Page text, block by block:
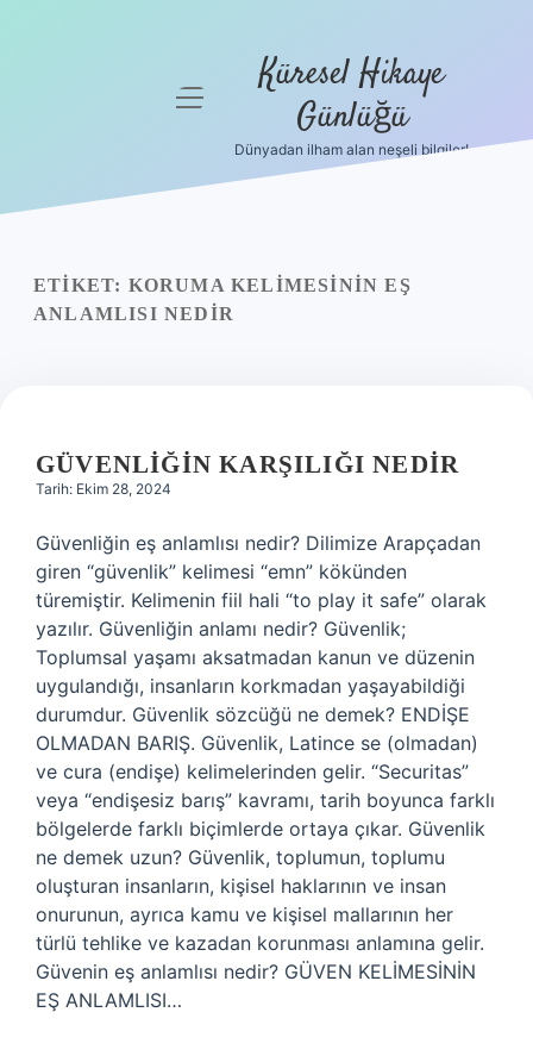
Yasal Uyarı
menüyü
Küresel Hikaye
Günlüğü
Dünyadan ilham alan neşeli bilgiler!
ETIKET: KORUMA KELIMESININ EŞ
ANLAMLISI NEDIR
GÜVENLIĞIN KARŞILIĞI NEDIR
Tarih: Ekim 28, 2024
Güvenliğin eş anlamlısı nedir? Dilimize Arapçadan
giren “güvenlik” kelimesi “emn” kökünden
türemiştir. Kelimenin fiil hali “to play it safe” olarak
yazılır. Güvenliğin anlamı nedir? Güvenlik;
Toplumsal yaşamı aksatmadan kanun ve düzenin
uygulandığı, insanların korkmadan yaşayabildiği
durumdur. Güvenlik sözcüğü ne demek? ENDİŞE
OLMADAN BARIŞ. Güvenlik, Latince se (olmadan)
ve cura (endişe) kelimelerinden gelir. “Securitas”
veya “endişesiz barış” kavramı, tarih boyunca farklı
bölgelerde farklı biçimlerde ortaya çıkar. Güvenlik
ne demek uzun? Güvenlik, toplumun, toplumu
oluşturan insanların, kişisel haklarının ve insan
onurunun, ayrıca kamu ve kişisel mallarının her
türlü tehlike ve kazadan korunması anlamına gelir.
Güvenin eş anlamlısı nedir? GÜVEN KELİMESİNİN
EŞ ANLAMLISI…